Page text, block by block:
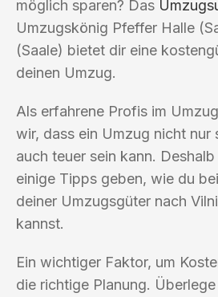
möglich sparen? Das
Umzugskönig Pfeffer Halle
(Saale) bietet dir eine
deinen Umzug.
Als erfahrene Profis im
wir, dass ein Umzug nicht nur
auch teuer sein kann.
einige Tipps geben, wie du
deiner Umzugsgüter nach
kannst.
Ein wichtiger Faktor, um
die richtige Planung.